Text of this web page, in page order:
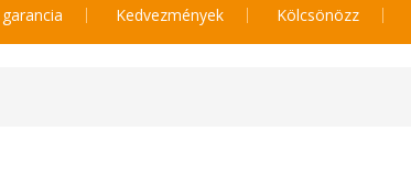
Kedvezmények Kölcsönözz